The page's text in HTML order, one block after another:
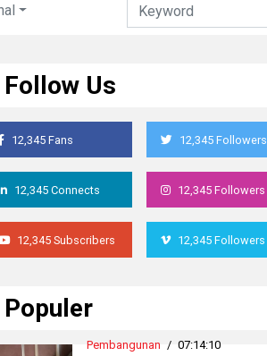
Follow Us
12,345 Fans 12,345 Followers
12,345 Connects 12,345 Followers
12,345 Subscribers 12,345 Followers
Populer
Pembangunan / 07:14:10